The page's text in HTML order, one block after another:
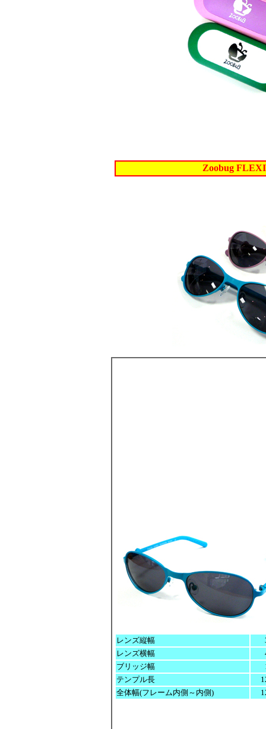
Zoobug
レンズ縦幅
レンズ横幅
ブリッジ幅
テンプル長
全体幅(フレーム内側～内側)